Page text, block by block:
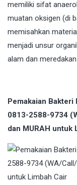
memiliki sifat
muatan oksigen (di
memisahkan
menjadi unsur
alam dan
Pemakaian Bakteri
0813-2588-9734
dan MURAH untuk